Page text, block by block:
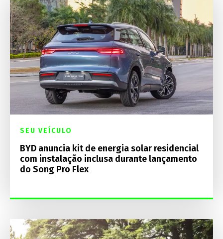
SEU VEÍCULO
BYD anuncia kit de energia solar residencial
com instalação inclusa durante lançamento
do Song Pro Flex